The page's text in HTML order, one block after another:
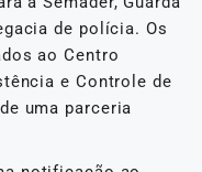
de polícia. Os
ao Centro
e Controle de
uma parceria